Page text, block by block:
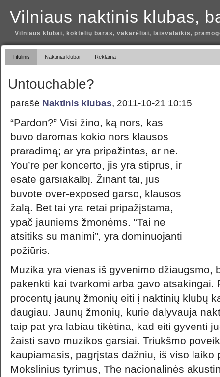
Vilniaus naktinis klubas,
Vilniaus klubai, koktelių baras, vakarėliai, laisvalaikis,
Titulinis Naktiniai klubai Reklama
Untouchable?
parašė Naktinis klubas, 2011-10-21 10:15
“Pardon?” Visi žino, ką nors, kas
buvo daromas kokio nors klausos
praradimą; ar yra pripažintas, ar ne.
You’re per koncerto, jis yra stiprus, ir
esate garsiakalbį. Žinant tai, jūs
buvote over-exposed garso, klausos
žalą. Bet tai yra retai pripažįstama,
ypač jauniems žmonėms. “Tai ne
atsitiks su manimi”, yra dominuojanti
požiūris.
Muzika yra vienas iš gyvenimo džiaugsmo,
pakenkti kai tvarkomi arba gavo atsakingai.
procentų jaunų žmonių eiti į naktinių klubų
daugiau. Jaunų žmonių, kurie dalyvauja
taip pat yra labiau tikėtina, kad eiti gyventi
žaisti savo muzikos garsiai. Triukšmo
kaupiamasis, pagrįstas dažniu, iš viso laiko
Mokslinius tyrimus, The nacionalinės